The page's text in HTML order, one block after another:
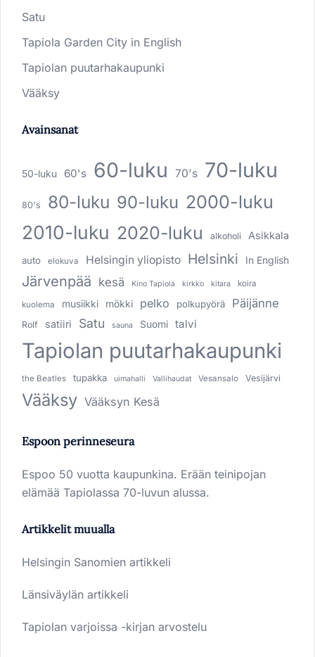
Satu
Tapiola Garden City in English
Tapiolan puutarhakaupunki
Vääksy
Avainsanat
50-luku 60's 60-luku 70's 70-luku
80's 80-luku 90-luku 2000-luku
2010-luku 2020-luku alkoholi Asikkala
auto elokuva Helsingin yliopisto Helsinki In English
Järvenpää kesä Kino Tapiola kirkko kitara koira
kuolema musiikki mökki pelko polkupyörä Päijänne
Rolf satiiri Satu sauna Suomi talvi
Tapiolan puutarhakaupunki
the Beatles tupakka uimahalli Vallihaudat Vesansalo Vesijärvi
Vääksy Vääksyn Kesä
Espoon perinneseura
Espoo 50 vuotta kaupunkina. Erään teinipojan
elämää Tapiolassa 70-luvun alussa.
Artikkelit muualla
Helsingin Sanomien artikkeli
Länsiväylän artikkeli
Tapiolan varjoissa -kirjan arvostelu